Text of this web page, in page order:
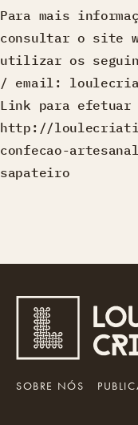
Para mais
consultar o site
utilizar os
/ email:
Link para
http://
confecao-
sapateiro
SOBRE NÓS